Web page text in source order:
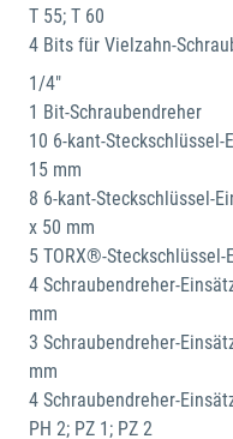
T 55; T 60
4 Bits für Vielzahn-
1/4"
1 Bit-Schraubendreher
10 6-kant-Steckschlüssel-
15 mm
8 6-kant-Steckschlüssel-
x 50 mm
5 TORX®-Steckschlüssel-
4 Schraubendreher-
mm
3 Schraubendreher-
mm
4 Schraubendreher-
PH 2; PZ 1; PZ 2